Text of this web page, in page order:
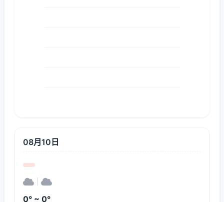
08月10日
0° ~ 0°